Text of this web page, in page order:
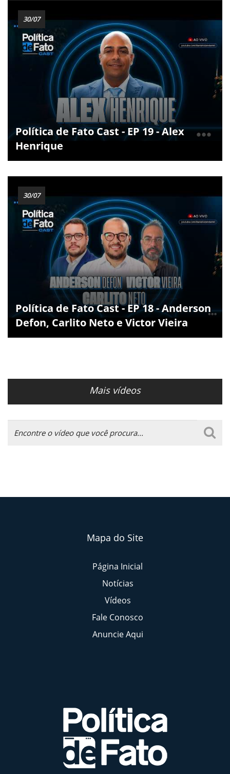
30/07
Política de Fato Cast - EP 19 - Alex
Henrique
30/07
Política de Fato Cast - EP 18 - Anderson
Defon, Carlito Neto e Victor Vieira
Mais vídeos
Mapa do Site
Página Inicial
Notícias
Vídeos
Fale Conosco
Anuncie Aqui